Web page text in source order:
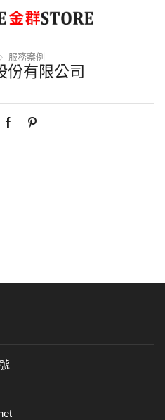
服務案例
份有限公司